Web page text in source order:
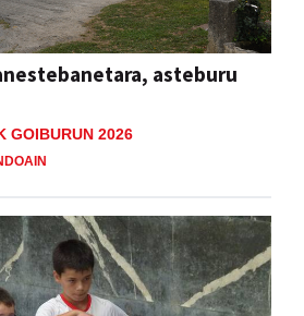
asteburu
GOIBURUN 2026